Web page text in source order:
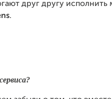
друг другу исполнить
.